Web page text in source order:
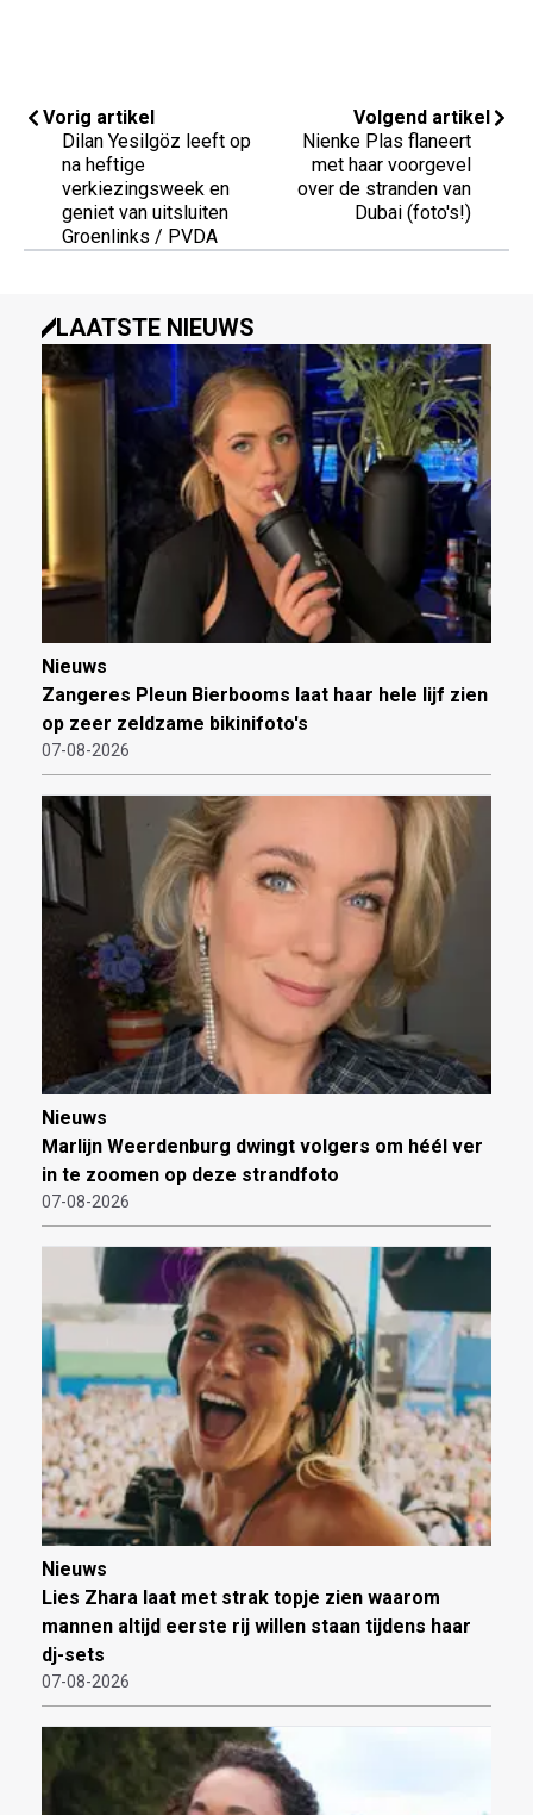
Vorig artikel
Dilan Yesilgöz leeft op
na heftige
verkiezingsweek en
geniet van uitsluiten
Groenlinks / PVDA
Volgend artikel
Nienke Plas flaneert
met haar voorgevel
over de stranden van
Dubai (foto's!)
LAATSTE NIEUWS
Nieuws
Zangeres Pleun Bierbooms laat haar hele lijf zien
op zeer zeldzame bikinifoto's
07-08-2026
Nieuws
Marlijn Weerdenburg dwingt volgers om héél ver
in te zoomen op deze strandfoto
07-08-2026
Nieuws
Lies Zhara laat met strak topje zien waarom
mannen altijd eerste rij willen staan tijdens haar
dj-sets
07-08-2026